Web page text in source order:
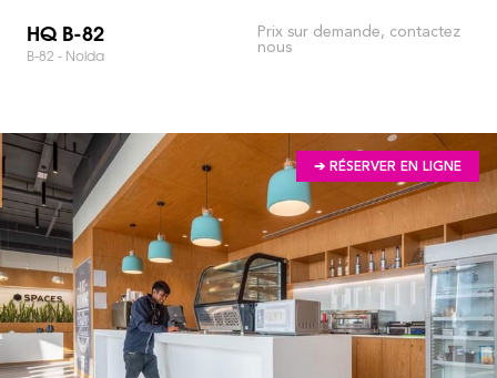
HQ B-82
B-82 - Noida
Prix sur demande, contactez
nous
➔ RÉSERVER EN LIGNE